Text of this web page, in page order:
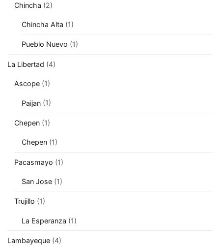
Chincha (2)
Chincha Alta (1)
Pueblo Nuevo (1)
La Libertad (4)
Ascope (1)
Paijan(1)
Chepen (1)
Chepen(1)
Pacasmayo (1)
San Jose(1)
Trujillo (1)
La Esperanza (1)
Lambayeque (4)